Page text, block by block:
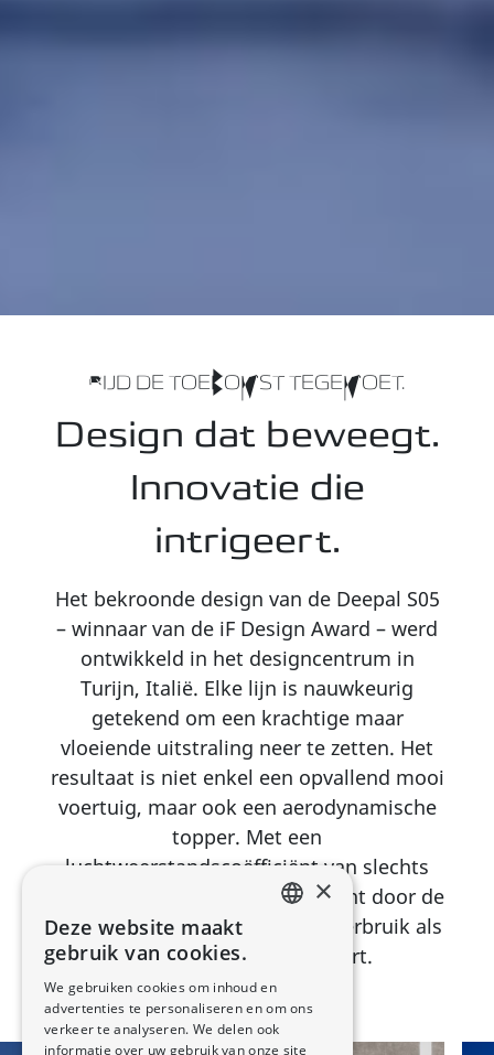
RIJD DE TOEKOMST TEGEMOET.
Design dat beweegt.
Innovatie die
intrigeert.
Het bekroonde design van de Deepal S05
– winnaar van de iF Design Award – werd
ontwikkeld in het designcentrum in
Turijn, Italië. Elke lijn is nauwkeurig
getekend om een krachtige maar
vloeiende uitstraling neer te zetten. Het
resultaat is niet enkel een opvallend mooi
voertuig, maar ook een aerodynamische
topper. Met een
luchtweerstandscoëfficiënt van slechts
0,25 snijdt de Deepal S05 efficiënt door de
rijwind, wat zowel het energieverbruik als
het rijbereik optimaliseert.
×
Deze website maakt
gebruik van cookies.
We gebruiken cookies om inhoud en
advertenties te personaliseren en om ons
verkeer te analyseren. We delen ook
informatie over uw gebruik van onze site